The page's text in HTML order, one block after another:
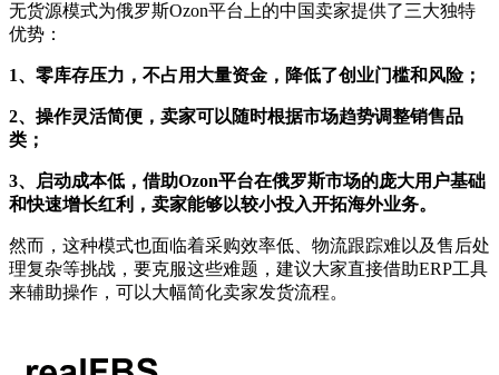
无货源模式为俄罗斯Ozon平台上的中国卖家提供了三大独特
优势：
1、零库存压力，不占用大量资金，降低了创业门槛和风险；
2、操作灵活简便，卖家可以随时根据市场趋势调整销售品
类；
3、启动成本低，借助Ozon平台在俄罗斯市场的庞大用户基础
和快速增长红利，卖家能够以较小投入开拓海外业务。
然而，这种模式也面临着采购效率低、物流跟踪难以及售后处
理复杂等挑战，要克服这些难题，建议大家直接借助ERP工具
来辅助操作，可以大幅简化卖家发货流程。